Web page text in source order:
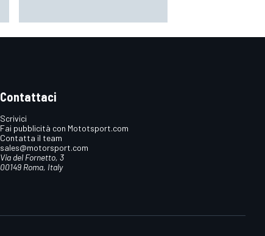
Contattaci
Scrivici
Fai pubblicità con Mototsport.com
Contatta il team
sales@motorsport.com
Via del Fornetto, 3
00149 Roma, Italy